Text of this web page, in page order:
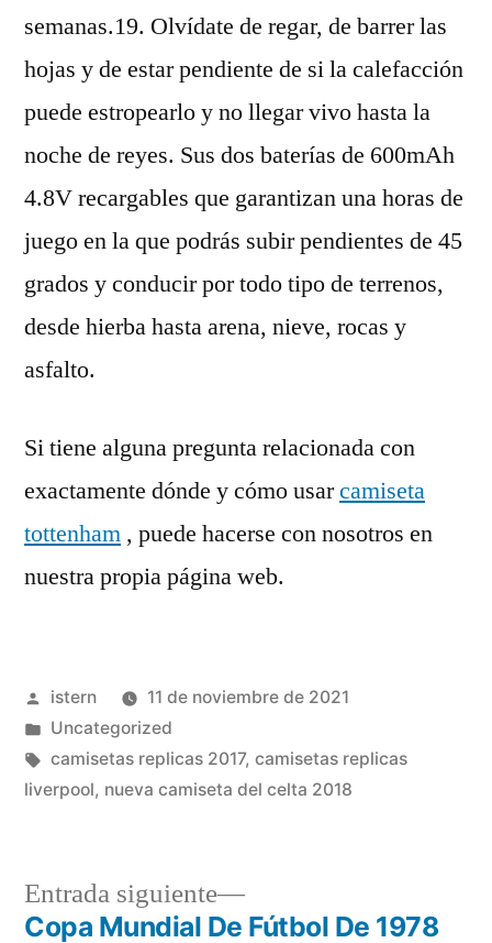
semanas.19. Olvídate de regar, de barrer las
hojas y de estar pendiente de si la calefacción
puede estropearlo y no llegar vivo hasta la
noche de reyes. Sus dos baterías de 600mAh
4.8V recargables que garantizan una horas de
juego en la que podrás subir pendientes de 45
grados y conducir por todo tipo de terrenos,
desde hierba hasta arena, nieve, rocas y
asfalto.
Si tiene alguna pregunta relacionada con
exactamente dónde y cómo usarcamiseta
tottenham , puede hacerse con nosotros en
nuestra propia página web.
Publicado
por
istern
11 de noviembre de 2021
Publicado
en
Uncategorized
Etiquetas:
camisetas replicas 2017, camisetas replicas
liverpool, nueva camiseta del celta 2018
Entrada siguiente
Entrada
siguiente:
Copa Mundial De Fútbol De 1978